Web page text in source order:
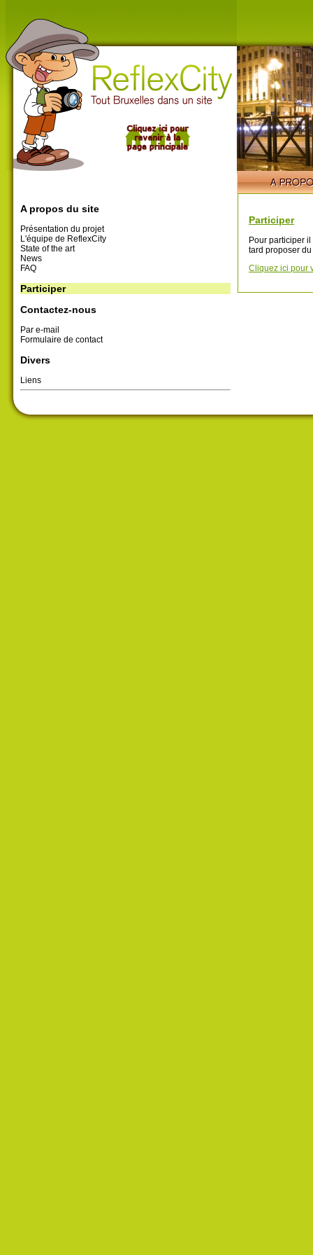
A propos du site
Présentation du projet
L'équipe de ReflexCity
State of the art
News
FAQ
Participer
Contactez-nous
Par e-mail
Formulaire de contact
Divers
Liens
Participer
Pour participer
tard proposer
Cliquez ici pour